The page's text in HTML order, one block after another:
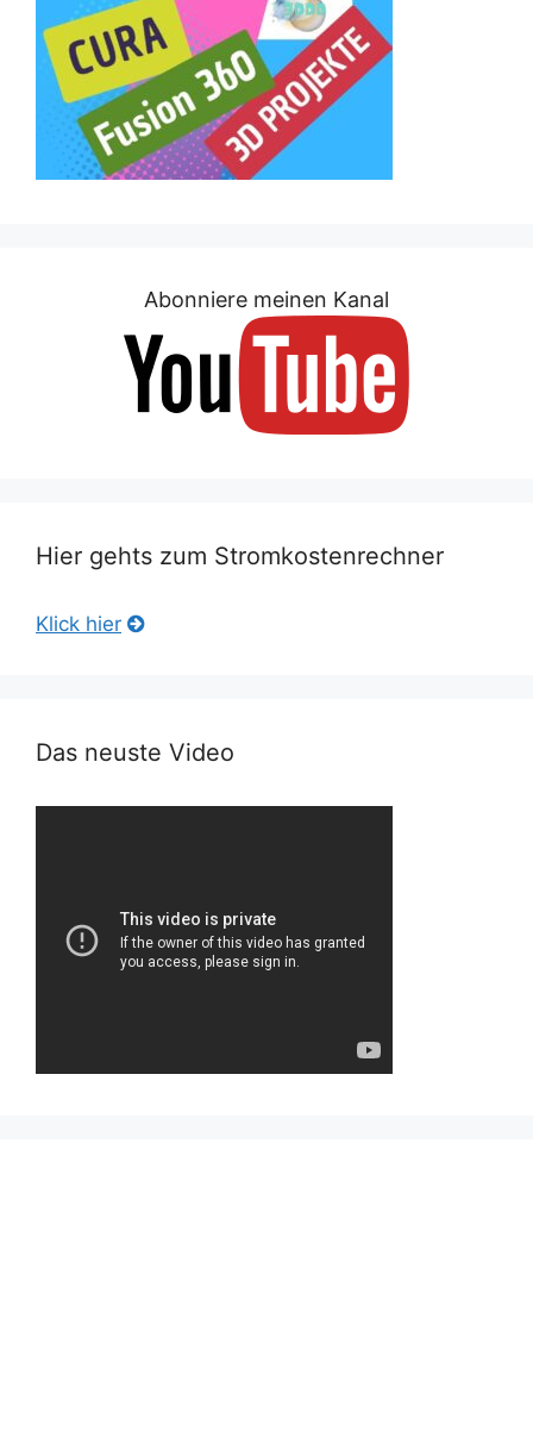
Abonniere meinen Kanal
Hier gehts zum Stromkostenrechner
Klick hier
Das neuste Video